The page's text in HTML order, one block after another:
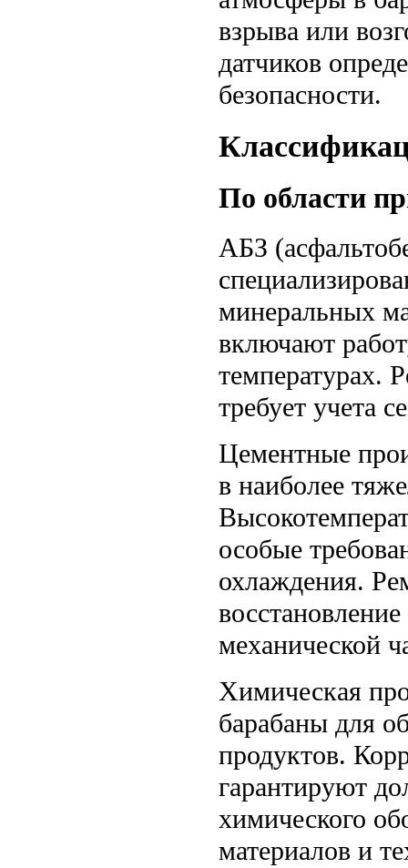
взрыва или
датчиков
безопасности.
По области
АБЗ
минеральных
включают
температурах.
требует учета
Цементные
в наиболее
особые
охлаждения.
механической
Химическая
барабаны для
продуктов.
гарантируют
химического
материалов и